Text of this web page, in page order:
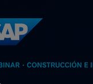
edificación residencial